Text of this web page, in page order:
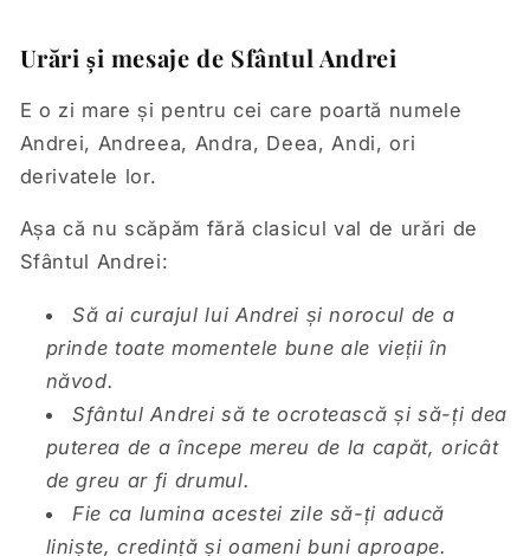
Urări și mesaje de Sfântul Andrei
E o zi mare și pentru cei care poartă numele
Andrei, Andreea, Andra, Deea, Andi, ori
derivatele lor.
Așa că nu scăpăm fără clasicul val de urări de
Sfântul Andrei:
Să ai curajul lui Andrei și norocul de a
prinde toate momentele bune ale vieții în
năvod.
Sfântul Andrei să te ocrotească și să-ți dea
puterea de a începe mereu de la capăt, oricât
de greu ar fi drumul.
Fie ca lumina acestei zile să-ți aducă
liniște, credință și oameni buni aproape.